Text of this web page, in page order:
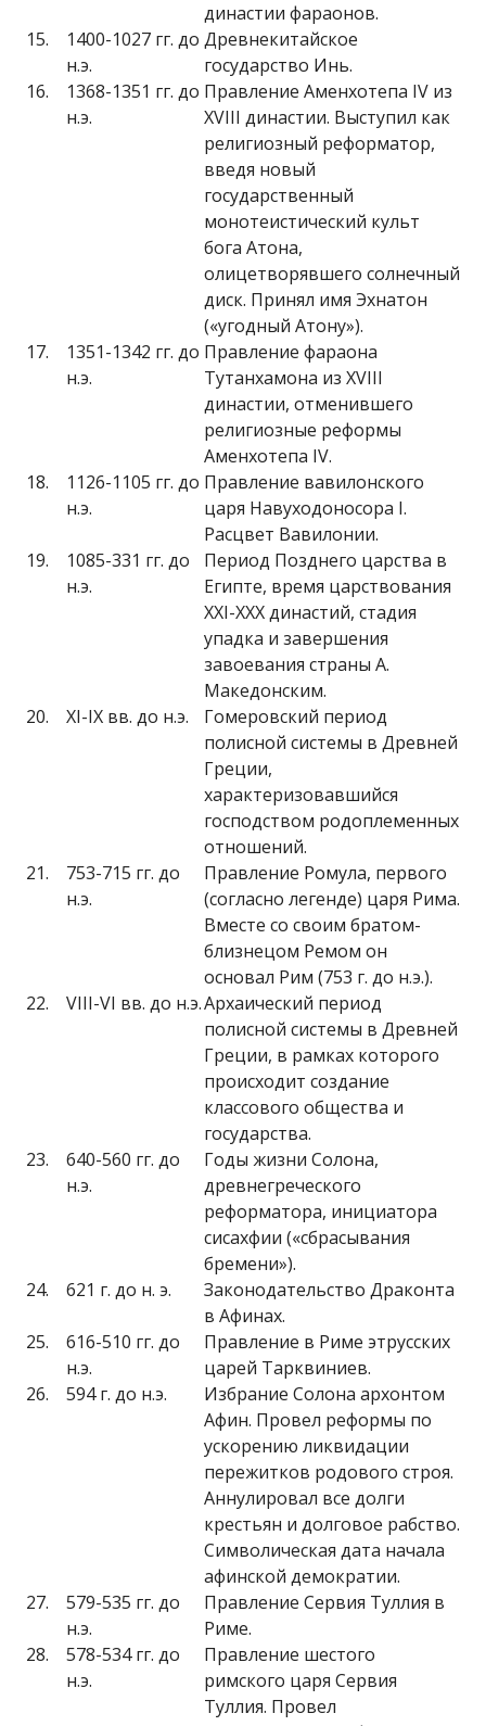
династии фараонов.
15.
1400-1027 гг. до
н.э.
Древнекитайское
государство Инь.
16.
1368-1351 гг. до
н.э.
Правление Аменхотепа IV из
XVIII династии. Выступил как
религиозный реформатор,
введя новый
государственный
монотеистический культ
бога Атона,
олицетворявшего солнечный
диск. Принял имя Эхнатон
(«угодный Атону»).
17.
1351-1342 гг. до
н.э.
Правление фараона
Тутанхамона из XVIII
династии, отменившего
религиозные реформы
Аменхотепа IV.
18.
1126-1105 гг. до
н.э.
Правление вавилонского
царя Навуходоносора I.
Расцвет Вавилонии.
19.
1085-331 гг. до
н.э.
Период Позднего царства в
Египте, время царствования
XXI-XXX династий, стадия
упадка и завершения
завоевания страны А.
Македонским.
20.
XI-IX вв. до н.э.
Гомеровский период
полисной системы в Древней
Греции,
характеризовавшийся
господством родоплеменных
отношений.
21.
753-715 гг. до
н.э.
Правление Ромула, первого
(согласно легенде) царя Рима.
Вместе со своим братом-
близнецом Ремом он
основал Рим (753 г. до н.э.).
22.
VIII-VI вв. до н.э.Архаический период
полисной системы в Древней
Греции, в рамках которого
происходит создание
классового общества и
государства.
23.
640-560 гг. до
н.э.
Годы жизни Солона,
древнегреческого
реформатора, инициатора
сисахфии («сбрасывания
бремени»).
24.
621 г. до н. э.
Законодательство Драконта
в Афинах.
25.
616-510 гг. до
н.э.
Правление в Риме этрусских
царей Тарквиниев.
26.
594 г. до н.э.
Избрание Солона архонтом
Афин. Провел реформы по
ускорению ликвидации
пережитков родового строя.
Аннулировал все долги
крестьян и долговое рабство.
Символическая дата начала
афинской демократии.
27.
579-535 гг. до
н.э.
Правление Сервия Туллия в
Риме.
28.
578-534 гг. до
н.э.
Правление шестого
римского царя Сервия
Туллия. Провел